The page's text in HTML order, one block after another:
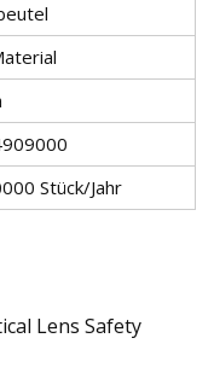
Stück/Jahr